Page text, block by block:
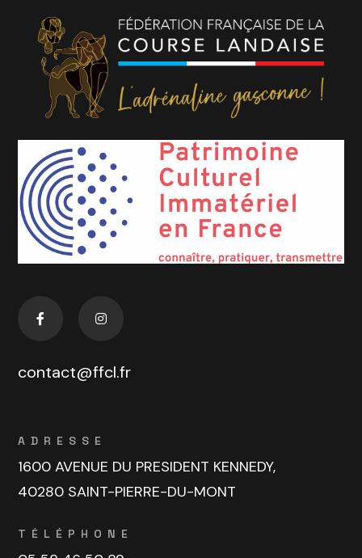
contact@ffcl.fr
ADRESSE
1600 AVENUE DU PRESIDENT KENNEDY,
40280 SAINT-PIERRE-DU-MONT
TÉLÉPHONE